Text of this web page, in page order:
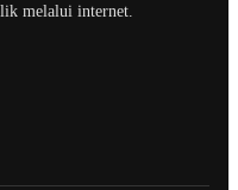
melalui internet.